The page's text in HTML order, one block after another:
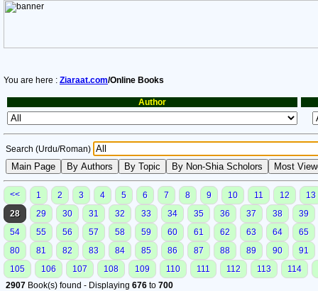
You are here : Ziaraat.com/Online Books
Author
Search (Urdu/Roman)
<< 1 2 3 4 5 6 7 8 9 10 11 12
13
28
29 30 31 32 33 34 35 36 37 38
39
54
55 56 57 58 59 60 61 62 63 64
65
80
81 82 83 84 85 86 87 88 89 90
91
105
106 107 108 109 110 111 112 113
114
2907 Book(s) found - Displaying 676 to 700